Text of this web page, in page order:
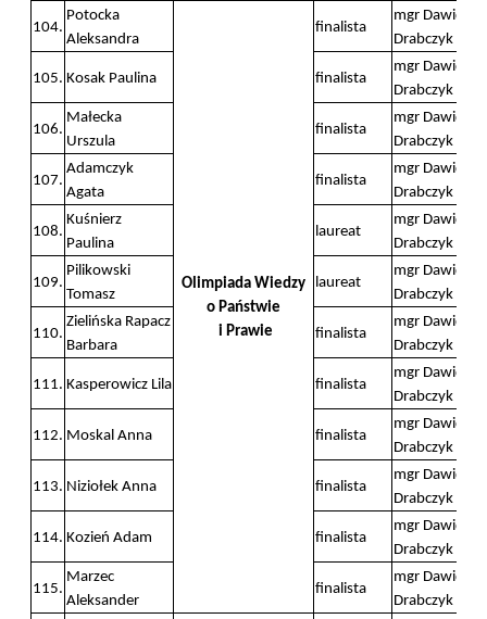
104.
Potocka
Aleksandra
Olimpiada Wiedzy
o Państwie
i Prawie
finalista
mgr Dawid
Drabczyk
105. Kosak Paulina finalista
mgr Dawid
Drabczyk
106.
Małecka
Urszula
finalista
mgr Dawid
Drabczyk
107.
Adamczyk
Agata
finalista
mgr Dawid
Drabczyk
108.
Kuśnierz
Paulina
laureat
mgr Dawid
Drabczyk
109.
Pilikowski
Tomasz
laureat
mgr Dawid
Drabczyk
110.
Zielińska Rapacz
Barbara
finalista
mgr Dawid
Drabczyk
111. Kasperowicz Lila finalista
mgr Dawid
Drabczyk
112. Moskal Anna finalista
mgr Dawid
Drabczyk
113. Niziołek Anna finalista
mgr Dawid
Drabczyk
114. Kozień Adam finalista
mgr Dawid
Drabczyk
115.
Marzec
Aleksander
finalista
mgr Dawid
Drabczyk